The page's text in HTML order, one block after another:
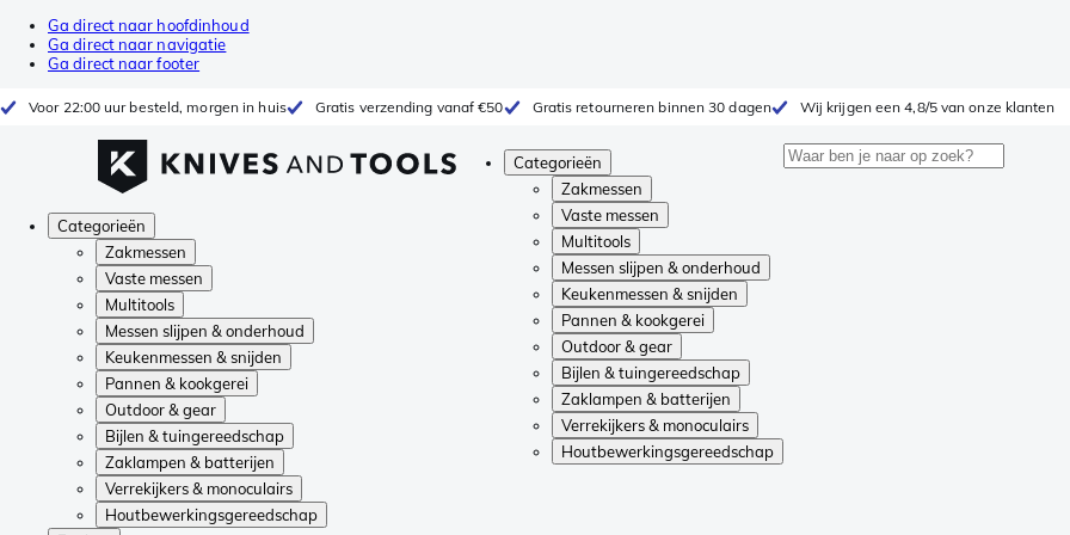
Ga direct naar hoofdinhoud
Ga direct naar navigatie
Ga direct naar footer
Voor 22:00 uur besteld, morgen in huis Gratis verzending vanaf €50 Gratis retourneren binnen 30 dagen Wij krijgen een 4,8/5 van onze klanten
Categorieën
Zakmessen
Vaste messen
Multitools
Messen slijpen & onderhoud
Keukenmessen & snijden
Pannen & kookgerei
Outdoor & gear
Bijlen & tuingereedschap
Zaklampen & batterijen
Verrekijkers & monoculairs
Houtbewerkingsgereedschap
Categorieën
Zakmessen
Vaste messen
Multitools
Messen slijpen & onderhoud
Keukenmessen & snijden
Pannen & kookgerei
Outdoor & gear
Bijlen & tuingereedschap
Zaklampen & batterijen
Verrekijkers & monoculairs
Houtbewerkingsgereedschap